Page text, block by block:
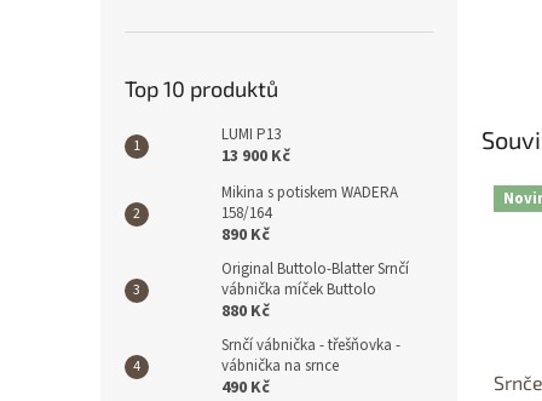
Top 10 produktů
LUMI P13
13 900 Kč
Mikina s potiskem WADERA
158/164
890 Kč
Original Buttolo-Blatter Srnčí
vábnička míček Buttolo
880 Kč
Srnčí vábnička - třešňovka -
vábnička na srnce
490 Kč